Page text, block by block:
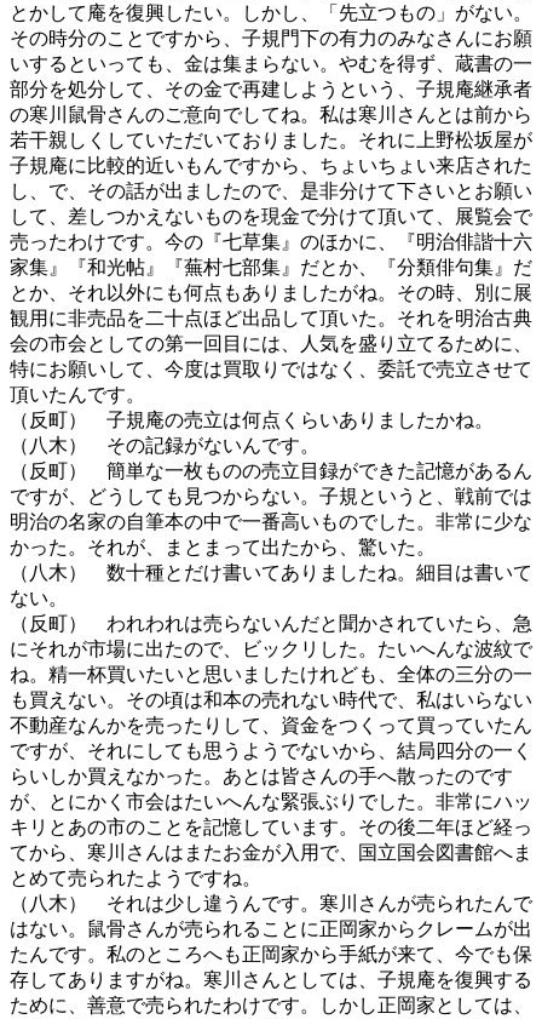
とかして庵を復興したい。しかし、「先立つもの」がない。
その時分のことですから、子規門下の有力のみなさんにお願
いするといっても、金は集まらない。やむを得ず、蔵書の一
部分を処分して、その金で再建しようという、子規庵継承者
の寒川鼠骨さんのご意向でしてね。私は寒川さんとは前から
若干親しくしていただいておりました。それに上野松坂屋が
子規庵に比較的近いもんですから、ちょいちょい来店された
し、で、その話が出ましたので、是非分けて下さいとお願い
して、差しつかえないものを現金で分けて頂いて、展覧会で
売ったわけです。今の『七草集』のほかに、『明治俳諧十六
家集』『和光帖』『蕪村七部集』だとか、『分類俳句集』だ
とか、それ以外にも何点もありましたがね。その時、別に展
観用に非売品を二十点ほど出品して頂いた。それを明治古典
会の市会としての第一回目には、人気を盛り立てるために、
特にお願いして、今度は買取りではなく、委託で売立させて
頂いたんです。
（反町） 子規庵の売立は何点くらいありましたかね。
（八木） その記録がないんです。
（反町） 簡単な一枚ものの売立目録ができた記憶があるん
ですが、どうしても見つからない。子規というと、戦前では
明治の名家の自筆本の中で一番高いものでした。非常に少な
かった。それが、まとまって出たから、驚いた。
（八木） 数十種とだけ書いてありましたね。細目は書いて
ない。
（反町） われわれは売らないんだと聞かされていたら、急
にそれが市場に出たので、ビックリした。たいへんな波紋で
ね。精一杯買いたいと思いましたけれども、全体の三分の一
も買えない。その頃は和本の売れない時代で、私はいらない
不動産なんかを売ったりして、資金をつくって買っていたん
ですが、それにしても思うようでないから、結局四分の一く
らいしか買えなかった。あとは皆さんの手へ散ったのです
が、とにかく市会はたいへんな緊張ぶりでした。非常にハッ
キリとあの市のことを記憶しています。その後二年ほど経っ
てから、寒川さんはまたお金が入用で、国立国会図書館へま
とめて売られたようですね。
（八木） それは少し違うんです。寒川さんが売られたんで
はない。鼠骨さんが売られることに正岡家からクレームが出
たんです。私のところへも正岡家から手紙が来て、今でも保
存してありますがね。寒川さんとしては、子規庵を復興する
ために、善意で売られたわけです。しかし正岡家としては、